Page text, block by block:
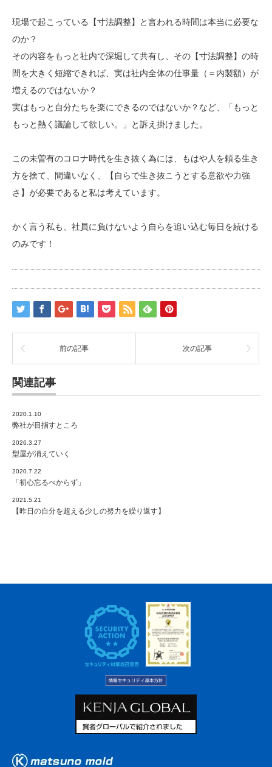
現場で起こっている【寸法調整】と言われる時間は本当に必要な
のか？
その内容をもっと社内で深堀して共有し、その【寸法調整】の時
間を大きく短縮できれば、実は社内全体の仕事量（＝内製額）が
増えるのではないか？
実はもっと自分たちを楽にできるのではないか？など、「もっと
もっと熱く議論して欲しい。」と訴え掛けました。
この未曽有のコロナ時代を生き抜く為には、もはや人を頼る生き
方を捨て、間違いなく、【自らで生き抜こうとする意欲や力強
さ】が必要であると私は考えています。
かく言う私も、社員に負けないよう自らを追い込む毎日を続ける
のみです！
前の記事 次の記事
関連記事
2020.1.10
弊社が目指すところ
2026.3.27
型屋が消えていく
2020.7.22
「初心忘るべからず」
2021.5.21
【昨日の自分を超える少しの努力を繰り返す】